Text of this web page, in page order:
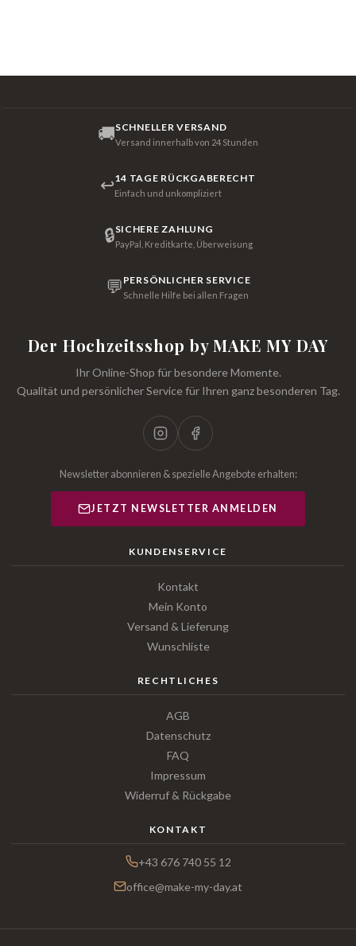
🚚SCHNELLER VERSAND
Versand innerhalb von 24 Stunden
↩14 TAGE RÜCKGABERECHT
Einfach und unkompliziert
🔒SICHERE ZAHLUNG
PayPal, Kreditkarte, Überweisung
💬 PERSÖNLICHER SERVICE
Schnelle Hilfe bei allen Fragen
Der Hochzeitsshop by MAKE MY DAY
Ihr Online-Shop für besondere Momente.
Qualität und persönlicher Service für Ihren ganz besonderen Tag.
Newsletter abonnieren & spezielle Angebote erhalten:
JETZT NEWSLETTER ANMELDEN
KUNDENSERVICE
Kontakt
Mein Konto
Versand & Lieferung
Wunschliste
RECHTLICHES
AGB
Datenschutz
FAQ
Impressum
Widerruf & Rückgabe
KONTAKT
+43 676 740 55 12
office@make-my-day.at